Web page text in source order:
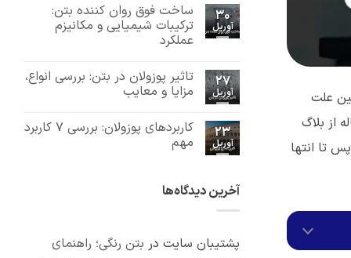
علت
از بلاگ
تا انتها
ترکیبات
شیمیایی
و
مکانیزم
برای
فوق
روان
کننده
کربوکسیلاتی:
مزایا
و
روش
مصرف
ثبت
نشده 30
آوریل
ساخت فوق روان کننده بتن:
ترکیبات شیمیایی و مکانیزم
عملکرد
برای
ساخت
فوق
بتن:
ترکیبات
شیمیایی
ثبت
نشده 27
آوریل
تاثیر پوزولان در بتن: بررسی انواع،
مزایا و معایب
دیدگاهی
برای
تاثیر
پوزولان
انواع،
مزایا
ثبت
نشده 23
آوریل
کاربردهای پوزولان: بررسی 7 کاربرد
مهم
کاربردهای
پوزولان:
مهم
نشده
آخرین دیدگاه‌ها
پشتیبان سایت در بتن رنگی؛ راهنمای